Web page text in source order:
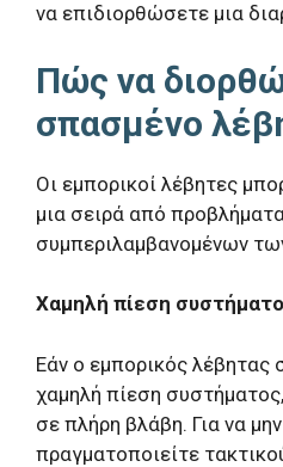
να επιδιορθώσετε μια
Πώς να
σπασμένο
Οι εμπορικοί λέβητες
μια σειρά από
συμπεριλαμβανομένων
Χαμηλή πίεση
Εάν ο εμπορικός λέβητας
χαμηλή πίεση
σε πλήρη βλάβη. Για να
πραγματοποιείτε